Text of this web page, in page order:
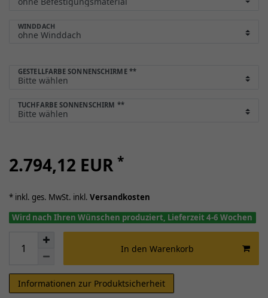
WINDDACH
GESTELLFARBE SONNENSCHIRME **
TUCHFARBE SONNENSCHIRM **
2.794,12 EUR *
* inkl. ges. MwSt. inkl. Versandkosten
Wird nach Ihren Wünschen produziert, Lieferzeit 4-6 Wochen
In den Warenkorb
Informationen zur Produktsicherheit